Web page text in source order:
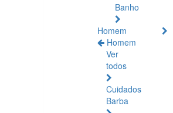
Banho
Homem
Homem
Ver
todos
Cuidados
Barba